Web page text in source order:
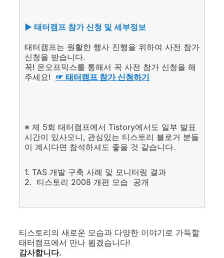
▶ 태터캠프 참가 신청 및 세부정보
태터캠프는 원활한 행사 진행을 위하여 사전 참가
신청을 받습니다.
꼭! 온오프믹스를 통해서 꼭 사전 참가 신청을 해
주세요! ☞ 태터캠프 참가 신청하기
※ 제 5회 태터캠프에서 Tistory에서도 일부 발표
시간이 있사오니, 관심있는 티스토리 블로거 분들
이 계시다면 참석하셔도 좋을 것 같습니다.
1. TAS 개발 구축 사례 및 모니터링 결과
2. 티스토리 2008 개편 모습 공개
티스토리의 새로운 모습과 다양한 이야기로 가득할
태터캠프에서 만나 뵙겠습니다!
감사합니다.